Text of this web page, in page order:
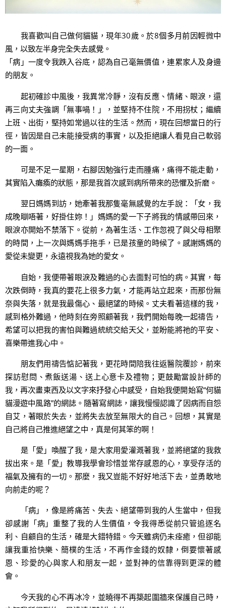
我喜歡叫自己做何貓貓，現年30歲。於8個多月前因輕微中
風，以致左半身完全失去感覺。
「病」一度令我跌入谷底，認為自己毫無價值，連累家人及身邊
的朋友。
起初確診中風後，我異常冷靜，沒有反應、情緒、眼淚，還
再三向丈夫強調「無事喎！」，並堅持不住院，不用拐杖；繼續
上班、出街，堅持如常過以往的生活。然而，現在回想當日的行
徑，皆因是自己未能接受病的事實，以及拒絕讓人看見自己軟弱
的一面。
可是不足一星期，右腳因勉強行走而腫痛，痛得不能走動，
其實陷入癱瘓的狀態，那是我首次感到病所帶來的恐懼及折磨。
翌日媽媽到訪，她牽著我那隻毫無感覺的左手說：「女，我
成晚瞓唔著，好掛住妳！」媽媽的愛一下子將我的情感帶回來，
眼淚亦開始不禁落下。從前，為著生活、工作忽視了與父母相聚
的時間，上一次與媽媽手拖手，已是孩童的時候了。感謝媽媽的
愛從未變更，永遠視我為她的愛女。
自始，我便帶著眼淚及難過的心去面對可怕的病。其實，每
次跌倒時，我真的要花上很多力氣，才能再站立起來，而那份無
奈與失落，就是我最傷心、最絕望的時候。丈夫看著這樣的我，
感到格外難過，他時刻在旁照顧著我，我們開始每晚一起禱告，
希望可以把我的害怕與難過統統交給天父，並盼能將祂的平安、
喜樂帶進我心中。
朋友們用禱告惦記著我，更花時間陪我往返醫院覆診，前來
探訪慰問、煮飯送湯、送上心意卡及禮物；更鼓勵當設計師的
我，再次畫東西及以文字來抒發心中感受，自始我便開始寫“何貓
貓漫遊中風路”的網誌。隨著寫網誌，讓我慢慢認識了因病而自怨
自艾，著眼於失去，並將失去放至無限大的自己。回想，其實是
自己將自己推進絕望之中，真是何其笨的啊！
是「愛」喚醒了我，是大家用愛灌溉著我，並將絕望的我救
拔出來。是「愛」教導我學會珍惜並常存感恩的心，享受存活的
福氣及擁有的一切。那麼，我又豈能不好好地活下去，並勇敢地
向前走的呢？
「病」，像是將痛苦、失去、絕望帶到我的人生當中，但我
卻感謝「病」重整了我的人生價值，令我得悉從前只管追逐名
利、自顧自的生活，確是大錯特錯。今天雖病仍未痊癒，但卻能
讓我重拾快樂、簡樸的生活，不再作金錢的奴隸，倒要懷著感
恩、珍愛的心與家人和朋友一起，並對神的信靠得到更深的體
會。
今天我的心不再冰冷，並曉得不再築起圍牆來保護自己時，